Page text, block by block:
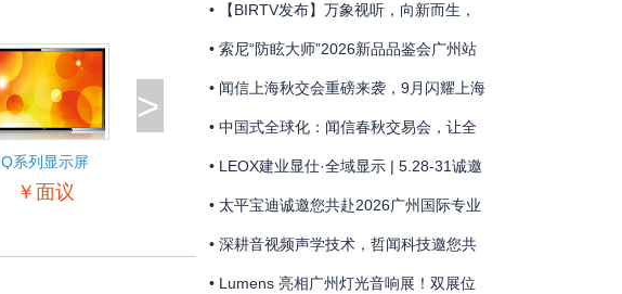
Q系列显示屏
￥面议
>
• 【BIRTV发布】万象视听，向新而生，
BIRTV2026即将开幕！
• 索尼“防眩大师”2026新品品鉴会广州站
• 闻信上海秋交会重磅来袭，9月闪耀上海
浦东！
• 中国式全球化：闻信春秋交易会，让全
球买家走进来的贸易平台！
• LEOX建业显仕·全域显示 | 5.28-31诚邀
共赴广州国际专业灯光、音响展览会盛宴
• 太平宝迪诚邀您共赴2026广州国际专业
灯光、音响展览会
• 深耕音视频声学技术，哲闻科技邀您共
聚广州声光盛会
• Lumens 亮相广州灯光音响展！双展位